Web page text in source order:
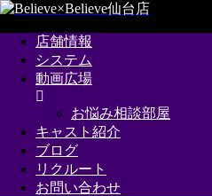
店舗情報
システム
動画広場
お悩み相談部屋
キャスト紹介
ブログ
リクルート
お問い合わせ